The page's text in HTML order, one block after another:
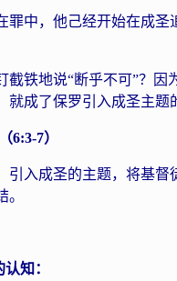
罪中，他己经开始在成
截铁地说“断乎不可”？因
就成了保罗引入成圣主
6:3-7）
引入成圣的主题，将基
知：